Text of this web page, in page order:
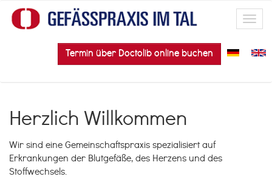
Direkt zum Inhalt
Termin über Doctolib online buchen
Herzlich Willkommen
Wir sind eine Gemeinschaftspraxis spezialisiert auf
Erkrankungen der Blutgefäße, des Herzens und des
Stoffwechsels.